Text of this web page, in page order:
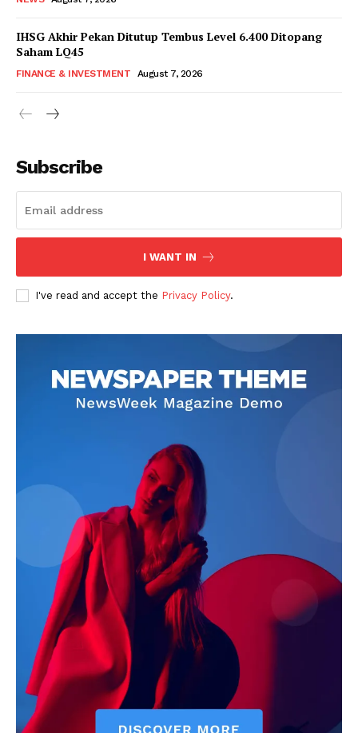
IHSG Akhir Pekan Ditutup Tembus Level 6.400 Ditopang
Saham LQ45
FINANCE & INVESTMENT August 7, 2026
Subscribe
I WANT IN
I've read and accept the Privacy Policy.